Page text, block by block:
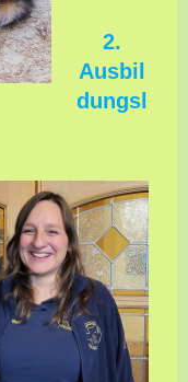
2.
Ausbil
dungsl